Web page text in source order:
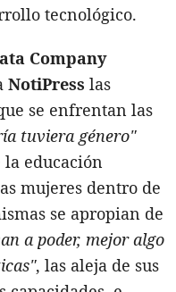
tecnológico.
Company
NotiPress las
se enfrentan las
tuviera género"
la educación
mujeres dentro de
se apropian de
a poder, mejor algo
, las aleja de sus